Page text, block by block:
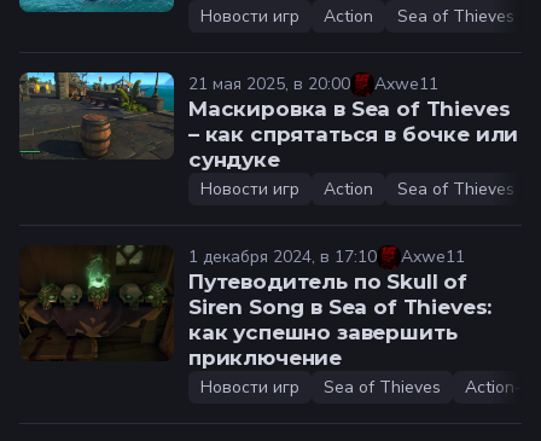
Новости игр Action Sea of Thieves
21 мая 2025, в 20:00 Axwe11
Маскировка в Sea of Thieves
– как спрятаться в бочке или
сундуке
Новости игр Action Sea of Thieves
1 декабря 2024, в 17:10 Axwe11
Путеводитель по Skull of
Siren Song в Sea of Thieves:
как успешно завершить
приключение
Новости игр Sea of Thieves Action-